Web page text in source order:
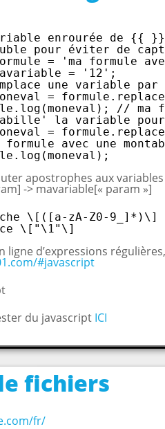
enrourée de {{ }}
pour éviter de
= 'ma formule
= '12';
une variable
=
// ma
la variable pour
=
formule avec une
apostrophes aux variables
-> mavariable[« param »]
\[([a-zA-Z0-9_]*)\]
\["\1"\]
ligne d’expressions
#javascript
du javascript ICI
fichiers
fr/